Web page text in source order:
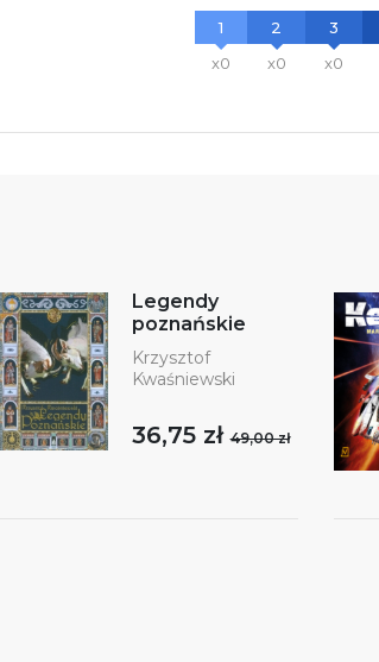
1
x0
2
x0
3
x0
Legendy
poznańskie
Krzysztof
Kwaśniewski
36,75 zł49,00 zł